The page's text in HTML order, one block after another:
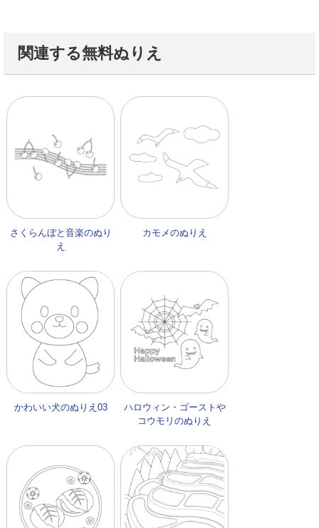
関連する無料ぬりえ
さくらんぼと音楽のぬり
え
カモメのぬりえ
かわいい犬のぬりえ03
ハロウィン・ゴーストや
コウモリのぬりえ